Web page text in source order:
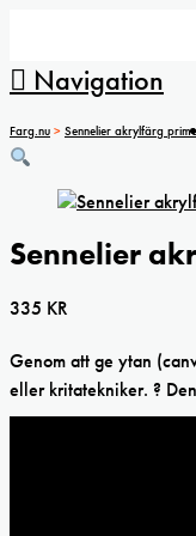
Navigation
Farg.nu > Sennelier akrylfärg
Sennelier
335 KR
Genom att ge ytan
eller kritatekniker. ?